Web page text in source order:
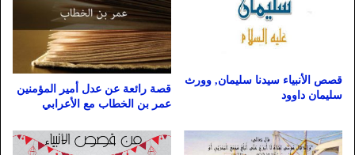
قصص الأنبياء سيدنا سليمان, وورث
سليمان داوود
قصة رائعة عن عدل أمير المؤمنين
عمر بن الخطاب مع الأعرابي